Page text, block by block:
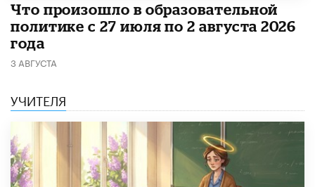
​Что произошло в образовательной
политике с 27 июля по 2 августа 2026
года
3 АВГУСТА
УЧИТЕЛЯ